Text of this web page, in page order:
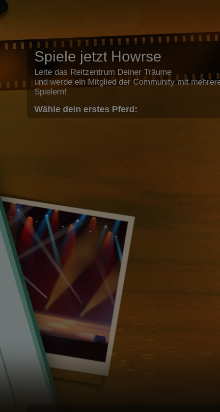
Spiele jetzt Howrse
Leite das Reitzentrum Deiner Träume
und werde ein Mitglied der Community mit
Spielern!
Wähle dein erstes Pferd: